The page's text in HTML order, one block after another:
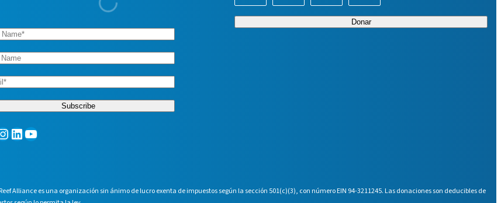
LinkedIn YouTube
Alliance es una organización sin ánimo de lucro exenta de impuestos según la sección 501(c)(3), con número EIN 94-3211245. Las donaciones son deducibles de